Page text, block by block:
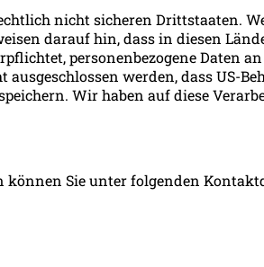
nicht sicheren Drittstaaten.
darauf hin, dass in diesen
personenbezogene Daten
werden, dass US-
Wir haben auf diese
können Sie unter folgenden